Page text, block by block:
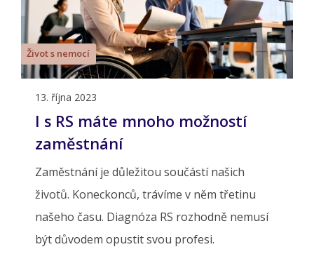
Život s nemocí
13. října 2023
I s RS máte mnoho možností
zaměstnání
Zaměstnání je důležitou součástí našich
životů. Koneckonců, trávíme v něm třetinu
našeho času. Diagnóza RS rozhodně nemusí
být důvodem opustit svou profesi.